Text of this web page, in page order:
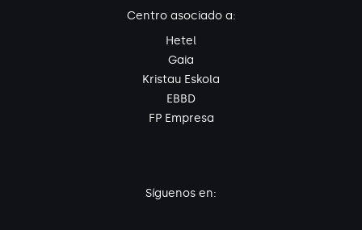
Centro asociado a:
Hetel
Gaia
Kristau Eskola
EBBD
FP Empresa
Síguenos en: